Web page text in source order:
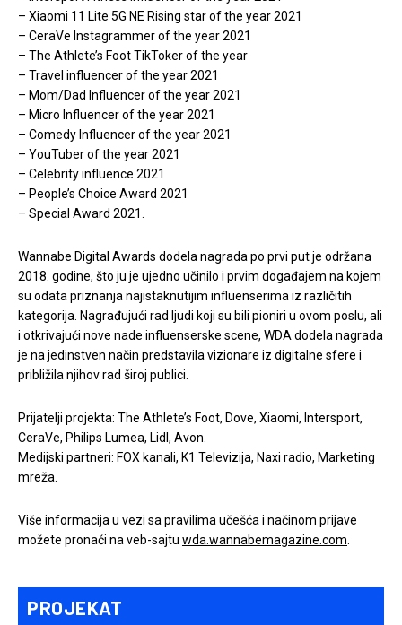
PROJEKAT
– Xiaomi 11 Lite 5G NE Rising star of the year 2021
– CeraVe Instagrammer of the year 2021
– The Athlete’s Foot TikToker of the year
– Travel influencer of the year 2021
– Mom/Dad Influencer of the year 2021
– Micro Influencer of the year 2021
– Comedy Influencer of the year 2021
– YouTuber of the year 2021
– Celebrity influence 2021
– People’s Choice Award 2021
– Special Award 2021.
Wannabe Digital Awards dodela nagrada po prvi put je održana
2018. godine, što ju je ujedno učinilo i prvim događajem na kojem
su odata priznanja najistaknutijim influenserima iz različitih
kategorija. Nagrađujući rad ljudi koji su bili pioniri u ovom poslu, ali
i otkrivajući nove nade influenserske scene, WDA dodela nagrada
je na jedinstven način predstavila vizionare iz digitalne sfere i
približila njihov rad široj publici.
Prijatelji projekta: The Athlete’s Foot, Dove, Xiaomi, Intersport,
CeraVe, Philips Lumea, Lidl, Avon.
Medijski partneri: FOX kanali, K1 Televizija, Naxi radio, Marketing
mreža.
Više informacija u vezi sa pravilima učešća i načinom prijave
možete pronaći na veb-sajtu wda.wannabemagazine.com.